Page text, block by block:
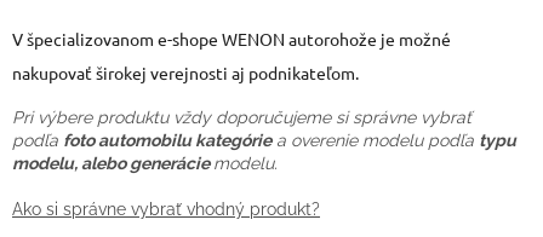
V špecializovanom e-shope WENON autorohože je možné
nakupovať širokej verejnosti aj podnikateľom.
Pri výbere produktu vždy doporučujeme si správne vybrať
podľa foto automobilu kategórie a overenie modelu podľa typu
modelu, alebo generácie modelu.
Ako si správne vybrať vhodný produkt?